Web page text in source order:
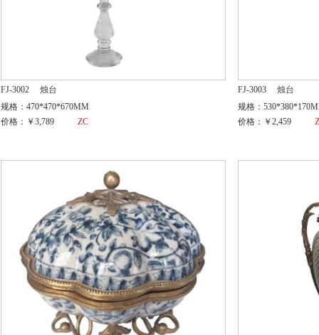
FJ-3002
烛台
规格：470*470*670MM
价格：￥3,789
ZC
FJ-3003
烛台
规格：
价格：￥2,459